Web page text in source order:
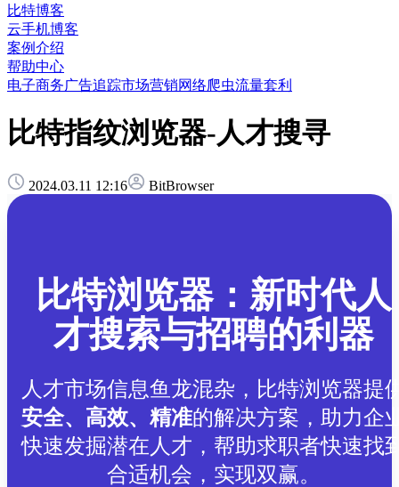
比特博客
云手机博客
案例介绍
帮助中心
电子商务广告追踪市场营销网络爬虫流量套利
比特指纹浏览器-人才搜寻
2024.03.11 12:16 BitBrowser
比特浏览器：新时代人
才搜索与招聘的利器
人才市场信息鱼龙混杂，比特浏览器提
安全、高效、精准的解决方案，助力企
快速发掘潜在人才，帮助求职者快速找
合适机会，实现双赢。